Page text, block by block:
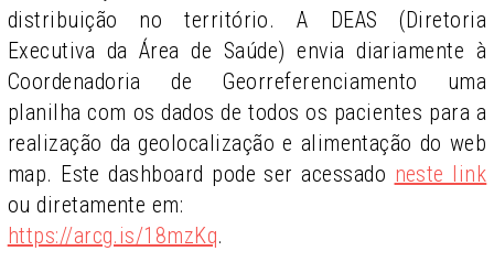
distribuição no território. A DEAS (Diretoria
Executiva da Área de Saúde) envia diariamente à
Coordenadoria de Georreferenciamento uma
planilha com os dados de todos os pacientes para a
realização da geolocalização e alimentação do web
map. Este dashboard pode ser acessado neste link
ou diretamente em:
https://arcg.is/18mzKq.